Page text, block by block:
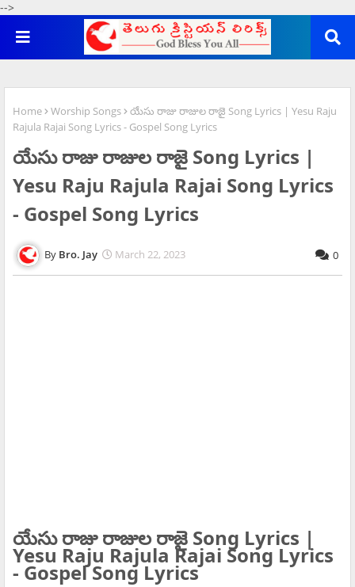
-->
Home Worship Songs
యేసు రాజు రాజుల రాజై Song Lyrics | Yesu Raju
Rajula Rajai Song Lyrics - Gospel Song Lyrics
యేసు రాజు రాజుల రాజై Song Lyrics |
Yesu Raju Rajula Rajai Song Lyrics
- Gospel Song Lyrics
Bro. Jay March 22, 2023 0
యేసు రాజు రాజుల రాజై Song Lyrics |
Yesu Raju Rajula Rajai Song Lyrics
- Gospel Song Lyrics